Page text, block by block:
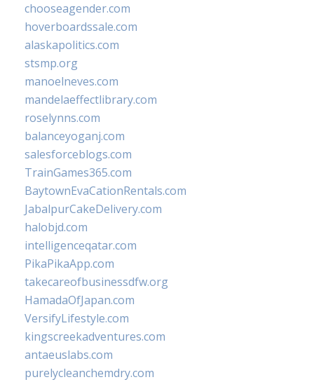
chooseagender.com
hoverboardssale.com
alaskapolitics.com
stsmp.org
manoelneves.com
mandelaeffectlibrary.com
roselynns.com
balanceyoganj.com
salesforceblogs.com
TrainGames365.com
BaytownEvaCationRentals.com
JabalpurCakeDelivery.com
halobjd.com
intelligenceqatar.com
PikaPikaApp.com
takecareofbusinessdfw.org
HamadaOfJapan.com
VersifyLifestyle.com
kingscreekadventures.com
antaeuslabs.com
purelycleanchemdry.com